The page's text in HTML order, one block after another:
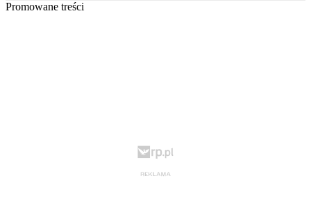
Promowane treści